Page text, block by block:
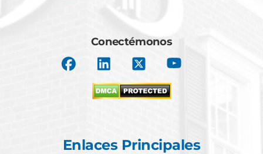
Conectémonos
Enlaces Principales